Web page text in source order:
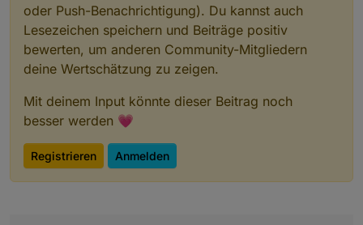
oder Push-Benachrichtigung). Du kannst auch
Lesezeichen speichern und Beiträge positiv
bewerten, um anderen Community-Mitgliedern
deine Wertschätzung zu zeigen.
Mit deinem Input könnte dieser Beitrag noch
besser werden 💗
Registrieren Anmelden